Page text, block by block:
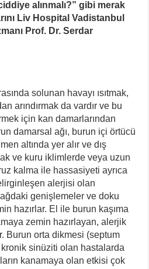
alınmalı?” gibi merak
Liv Hospital Vadistanbul
Prof. Dr. Serdar
solunan havayı ısıtmak,
arındırmak da vardır ve bu
için kan damarlarından
damarsal ağı, burun içi örtücü
altında yer alır ve dış
ve kuru iklimlerde veya uzun
kalma ile hassasiyeti ayrıca
alerjisi olan
genişlemeler ve doku
hazırlar. El ile burun kaşıma
zemin hazırlayan, alerjik
Burun orta dikmesi (septum
kronik sinüziti olan hastalarda
kanamaya olan etkisi çok